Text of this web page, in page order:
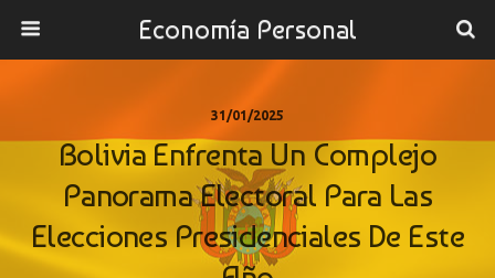
Economía Personal
31/01/2025
Bolivia Enfrenta Un Complejo
Panorama Electoral Para Las
Elecciones Presidenciales De Este